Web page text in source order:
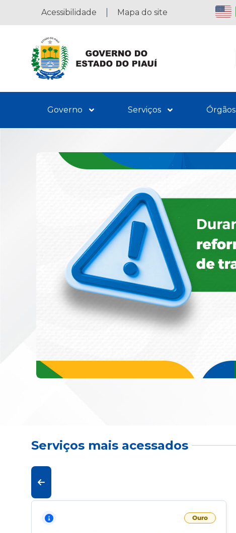
Acessibilidade Mapa do site
Governo Serviços Órgãos
Serviços mais acessados
Ouro